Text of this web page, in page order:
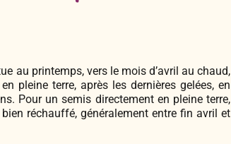
au printemps, vers le mois d’avril au chaud,
pleine terre, après les dernières gelées, en
Pour un semis directement en pleine terre,
réchauffé, généralement entre fin avril et